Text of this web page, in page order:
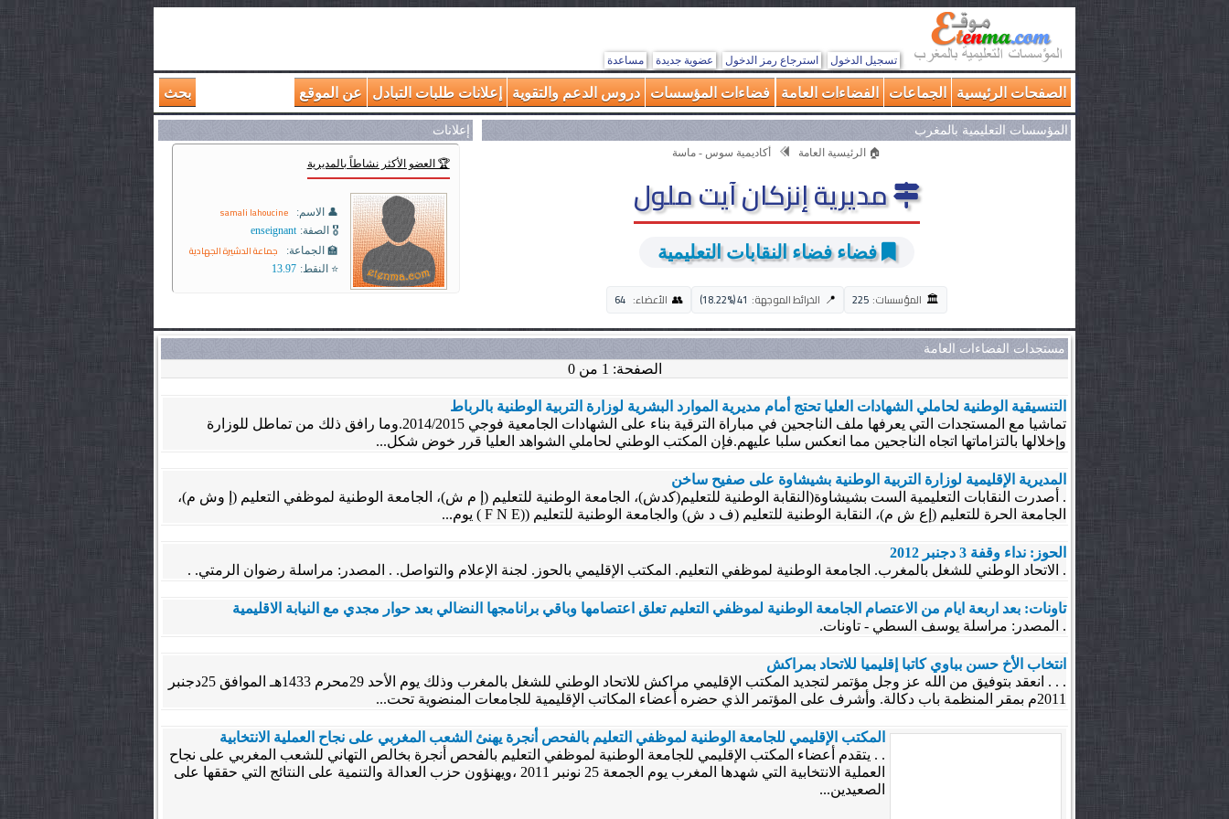
تسجيل الدخول استرجاع رمز الدخول عضوية جديدة مساعدة
الصفحات الرئيسية الجماعات الفضاءات العامة فضاءات المؤسسات دروس الدعم والتقوية إعلانات طلبات التبادل عن الموقع بحث
المؤسسات التعليمية بالمغرب
🏠 الرئيسية العامة أكاديمية سوس - ماسة
مديرية إنزكان آيت ملول
فضاء فضاء النقابات التعليمية
🏛️ المؤسسات: 225
📍 الخرائط الموجهة: 41 (18.22%)
👥 الأعضاء: 64
إعلانات
🏆 العضو الأكثر نشاطاً بالمديرية
👤 الاسم: samali lahoucine
🎖️ الصفة: enseignant
🏫 الجماعة:
جماعة الدشيرة الجهادية
⭐ النقط: 13.97
مستجدات الفضاءات العامة
الصفحة: 1 من 0
التنسيقية الوطنية لحاملي الشهادات العليا تحتج أمام مديرية الموارد البشرية لوزارة التربية الوطنية بالرباط
تماشيا مع المستجدات التي يعرفها ملف الناجحين في مباراة الترقية بناء على الشهادات الجامعية فوجي 2014/2015.وما رافق ذلك من تماطل للوزارة
وإخلالها بالتزاماتها اتجاه الناجحين مما انعكس سلبا عليهم.فإن المكتب الوطني لحاملي الشواهد العليا قرر خوض شكل...
المديرية الإقليمية لوزارة التربية الوطنية بشيشاوة على صفيح ساخن
. أصدرت النقابات التعليمية الست بشيشاوة(النقابة الوطنية للتعليم(كدش)، الجامعة الوطنية للتعليم (إ م ش)، الجامعة الوطنية لموظفي التعليم (إ وش م)،
الجامعة الحرة للتعليم (إع ش م)، النقابة الوطنية للتعليم (ف د ش) والجامعة الوطنية للتعليم ((F N E ) يوم...
الحوز: نداء وقفة 3 دجنبر 2012
. الاتحاد الوطني للشغل بالمغرب. الجامعة الوطنية لموظفي التعليم. المكتب الإقليمي بالحوز. لجنة الإعلام والتواصل. . المصدر: مراسلة رضوان الرمتي. .
تاونات: بعد اربعة ايام من الاعتصام الجامعة الوطنية لموظفي التعليم تعلق اعتصامها وباقي برانامجها النضالي بعد حوار مجدي مع النيابة الاقليمية
. المصدر: مراسلة يوسف السطي - تاونات.
انتخاب الأخ حسن بباوي كاتبا إقليميا للاتحاد بمراكش
. . . انعقد بتوفيق من الله عز وجل مؤتمر لتجديد المكتب الإقليمي مراكش للاتحاد الوطني للشغل بالمغرب وذلك يوم الأحد 29محرم 1433هـ الموافق 25دجنبر
2011م بمقر المنظمة باب دكالة. وأشرف على المؤتمر الذي حضره أعضاء المكاتب الإقليمية للجامعات المنضوية تحت...
المكتب الإقليمي للجامعة الوطنية لموظفي التعليم بالفحص أنجرة يهنئ الشعب المغربي على نجاح العملية الانتخابية
. . يتقدم أعضاء المكتب الإقليمي للجامعة الوطنية لموظفي التعليم بالفحص أنجرة بخالص التهاني للشعب المغربي على نجاح
العملية الانتخابية التي شهدها المغرب يوم الجمعة 25 نونبر 2011 ،ويهنؤون حزب العدالة والتنمية على النتائج التي حققها على
الصعيدين...